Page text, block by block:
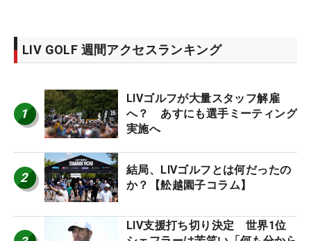
LIV GOLF 週間アクセスランキング
1
LIVゴルフが大量スタッフ解雇
へ？ あすにも選手ミーティング
実施へ
2
結局、LIVゴルフとは何だったの
か？【舩越園子コラム】
LIV支援打ち切り決定 世界1位